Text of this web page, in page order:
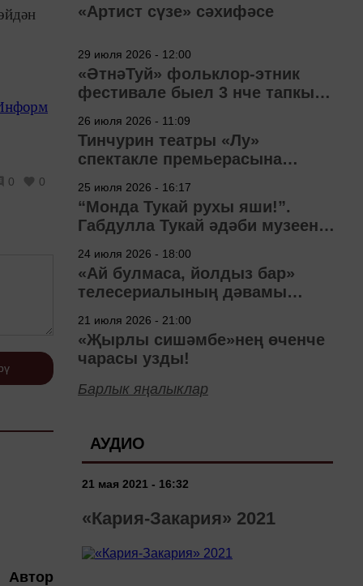
0 0
Автор
«Артист сүзе» сәхифәсе
29 июля 2026 - 12:00
«ӘтнәТуй» фольклор-этник
фестивале быел 3 нче тапкыр
26 июля 2026 - 11:09
Тинчурин театры «Лу»
спектакле премьерасына
25 июля 2026 - 16:17
“Монда Тукай рухы яши!”.
Габдулла Тукай әдәби музеена
24 июля 2026 - 18:00
«Ай булмаса, йолдыз бар»
телесериалының дәвамы
21 июля 2026 - 21:00
«Җырлы сишәмбе»нең өченче
чарасы узды!
Барлык яңалыклар
АУДИО
21 мая 2021 - 16:32
«Кария-Закария» 2021